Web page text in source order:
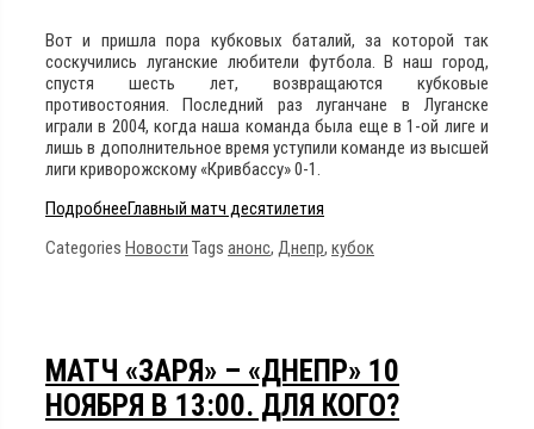
Вот и пришла пора кубковых баталий, за которой так
соскучились луганские любители футбола. В наш город,
спустя шесть лет, возвращаются кубковые
противостояния. Последний раз луганчане в Луганске
играли в 2004, когда наша команда была еще в 1-ой лиге и
лишь в дополнительное время уступили команде из высшей
лиги криворожскому «Кривбассу» 0-1.
ПодробнееГлавный матч десятилетия
Categories Новости Tags анонс, Днепр, кубок
МАТЧ «ЗАРЯ» – «ДНЕПР» 10
НОЯБРЯ В 13:00. ДЛЯ КОГО?